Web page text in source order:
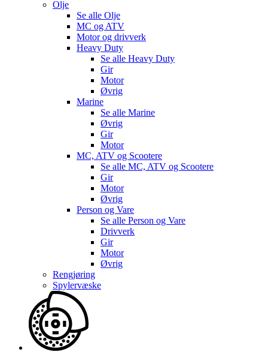
Olje
Se alle Olje
MC og ATV
Motor og drivverk
Heavy Duty
Se alle Heavy Duty
Gir
Motor
Øvrig
Marine
Se alle Marine
Øvrig
Gir
Motor
MC, ATV og Scootere
Se alle MC, ATV og Scootere
Gir
Motor
Øvrig
Person og Vare
Se alle Person og Vare
Drivverk
Gir
Motor
Øvrig
Rengjøring
Spylervæske